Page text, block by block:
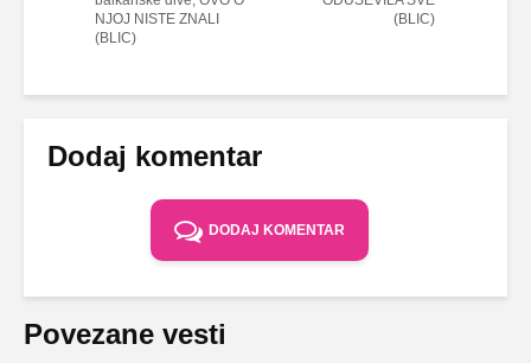
NJOJ NISTE ZNALI
(BLIC)
(BLIC)
Dodaj komentar
DODAJ KOMENTAR
Povezane vesti